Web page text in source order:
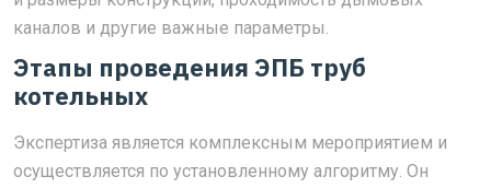
каналов и другие важные параметры.
Этапы проведения ЭПБ труб
котельных
Экспертиза является комплексным мероприятием и
осуществляется по установленному алгоритму. Он